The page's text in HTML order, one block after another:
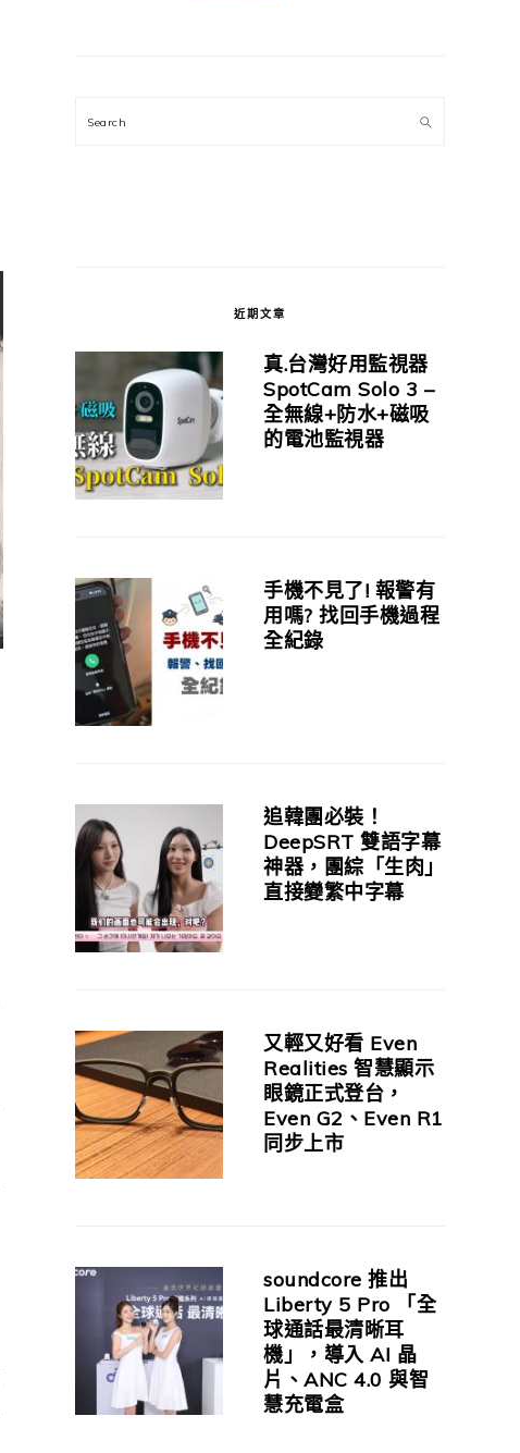
Search
近期文章
真.台灣好用監視器
SpotCam Solo 3 –
全無線+防水+磁吸
的電池監視器
手機不見了! 報警有
用嗎? 找回手機過程
全紀錄
追韓團必裝！
DeepSRT 雙語字幕
神器，團綜「生肉」
直接變繁中字幕
又輕又好看 Even
Realities 智慧顯示
眼鏡正式登台，
Even G2、Even R1
同步上市
soundcore 推出
Liberty 5 Pro 「全
球通話最清晰耳
機」，導入 AI 晶
片、ANC 4.0 與智
慧充電盒